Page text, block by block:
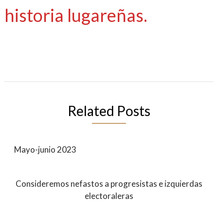
historia lugareñas.
Related Posts
Mayo-junio 2023
Consideremos nefastos a progresistas e izquierdas
electoraleras